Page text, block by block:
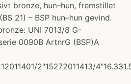
bronze, hun–hun, fremstillet
21) – BSP hun–hun gevind.
UNI 7013/8 G-
0090B ArtnrG (BSP)A
2"15272011413/